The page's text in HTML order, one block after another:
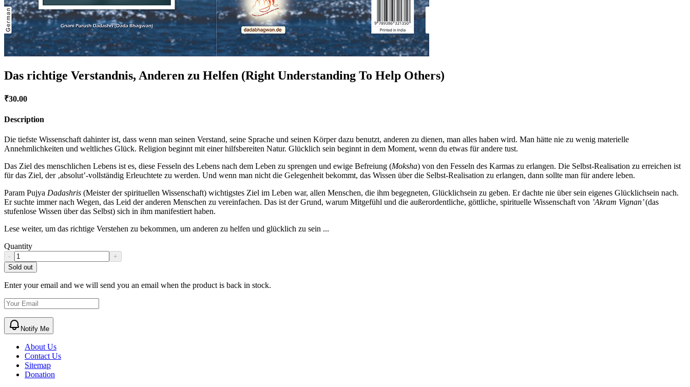
Das richtige Verstandnis, Anderen zu Helfen (Right Understanding To Help Others)
₹30.00
Description
Die tiefste Wissenschaft dahinter ist, dass wenn man seinen Verstand, seine Sprache und seinen Körper dazu benutzt, anderen zu dienen, man alles haben wird. Man hätte nie zu wenig materielle
Annehmlichkeiten und weltliches Glück. Religion beginnt mit einer hilfsbereiten Natur. Glücklich sein beginnt in dem Moment, wenn du etwas für andere tust.
Das Ziel des menschlichen Lebens ist es, diese Fesseln des Lebens nach dem Leben zu sprengen und ewige Befreiung (Moksha) von den Fesseln des Karmas zu erlangen. Die Selbst-Realisation zu erreichen ist
für das Ziel, der ‚absolut’-vollständig Erleuchtete zu werden. Und wenn man nicht die Gelegenheit bekommt, das Wissen über die Selbst-Realisation zu erlangen, dann sollte man für andere leben.
Param Pujya Dadashris (Meister der spirituellen Wissenschaft) wichtigstes Ziel im Leben war, allen Menschen, die ihm begegneten, Glücklichsein zu geben. Er dachte nie über sein eigenes Glücklichsein nach.
Er suchte immer nach Wegen, das Leid der anderen Menschen zu vereinfachen. Das ist der Grund, warum Mitgefühl und die außerordentliche, göttliche, spirituelle Wissenschaft von ’Akram Vignan’(das
stufenlose Wissen über das Selbst) sich in ihm manifestiert haben.
Lese weiter, um das richtige Verstehen zu bekommen, um anderen zu helfen und glücklich zu sein ...
Quantity
-
+
Sold out
Enter your email and we will send you an email when the product is back in stock.
Notify Me
About Us
Contact Us
Sitemap
Donation